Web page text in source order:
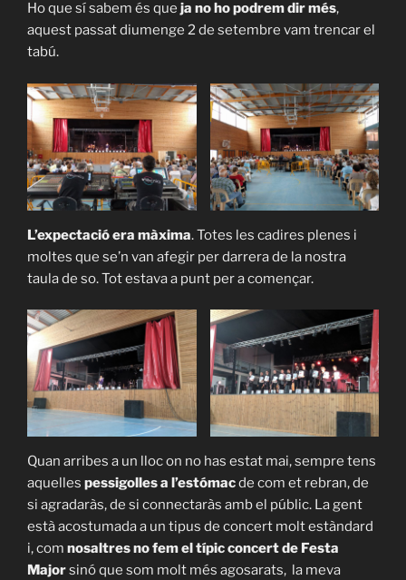
Ho que sí sabem és que ja no ho podrem dir més,
aquest passat diumenge 2 de setembre vam trencar el
tabú.
L’expectació era màxima. Totes les cadires plenes i
moltes que se’n van afegir per darrera de la nostra
taula de so. Tot estava a punt per a començar.
Quan arribes a un lloc on no has estat mai, sempre tens
aquelles pessigolles a l’estómacde com et rebran, de
si agradaràs, de si connectaràs amb el públic. La gent
està acostumada a un tipus de concert molt estàndard
i, com nosaltres no fem el típic concert de Festa
Majorsinó que som molt més agosarats, la meva